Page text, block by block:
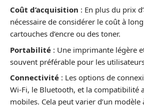
Coût d’acquisition : En plus du prix
nécessaire de considérer le coût à
cartouches d’encre ou des toner.
Portabilité : Une imprimante légère
souvent préférable pour les
Connectivité : Les options de
Wi-Fi, le Bluetooth, et la compatibilité
mobiles. Cela peut varier d’un modèle